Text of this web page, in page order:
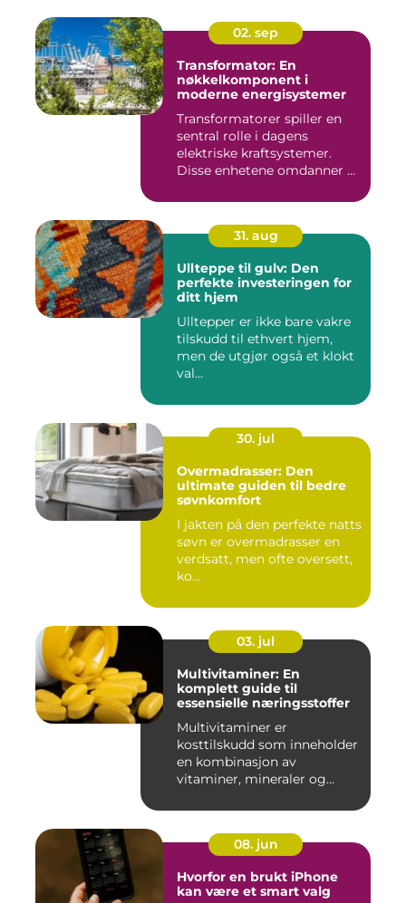
02. sep
Transformator: En
nøkkelkomponent i
moderne energisystemer
Transformatorer spiller en
sentral rolle i dagens
elektriske kraftsystemer.
Disse enhetene omdanner ...
31. aug
Ullteppe til gulv: Den
perfekte investeringen for
ditt hjem
Ulltepper er ikke bare vakre
tilskudd til ethvert hjem,
men de utgjør også et klokt
val...
30. jul
Overmadrasser: Den
ultimate guiden til bedre
søvnkomfort
I jakten på den perfekte natts
søvn er overmadrasser en
verdsatt, men ofte oversett,
ko...
03. jul
Multivitaminer: En
komplett guide til
essensielle næringsstoffer
Multivitaminer er
kosttilskudd som inneholder
en kombinasjon av
vitaminer, mineraler og
08. jun
Hvorfor en brukt iPhone
kan være et smart valg